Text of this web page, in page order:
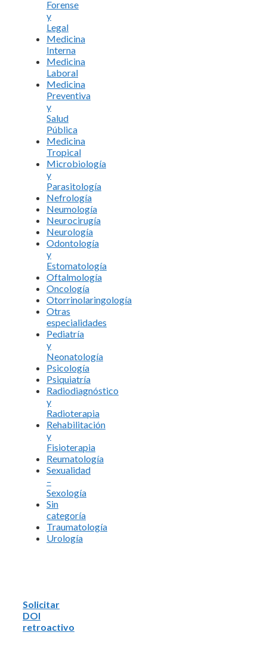
Forense
y
Legal
Medicina
Interna
Medicina
Laboral
Medicina
Preventiva
y
Salud
Pública
Medicina
Tropical
Microbiología
y
Parasitología
Nefrología
Neumología
Neurocirugía
Neurología
Odontología
y
Estomatología
Oftalmología
Oncología
Otorrinolaringología
Otras
especialidades
Pediatría
y
Neonatología
Psicología
Psiquiatría
Radiodiagnóstico
y
Radioterapia
Rehabilitación
y
Fisioterapia
Reumatología
Sexualidad
–
Sexología
Sin
categoría
Traumatología
Urología
Solicitar
DOI
retroactivo